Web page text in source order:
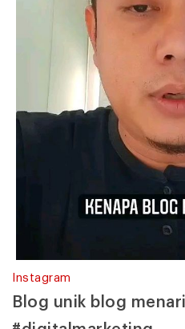
Instagram
Blog unik blog